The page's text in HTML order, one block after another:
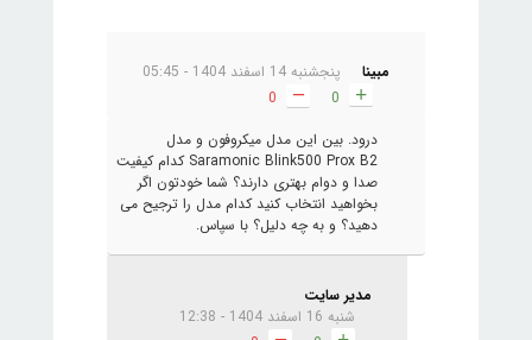
مبینا
پنجشنبه 14 اسفند 1404 - 05:45
درود. بین این مدل میکروفون و مدل
Saramonic Blink500 Prox B2 کدام کیفیت
صدا و دوام بهتری دارند؟ شما خودتون اگر
بخواهید انتخاب کنید کدام مدل را ترجیح می
دهید؟ و به چه دلیل؟ با سپاس.
مدیر سایت
شنبه 16 اسفند 1404 - 12:38